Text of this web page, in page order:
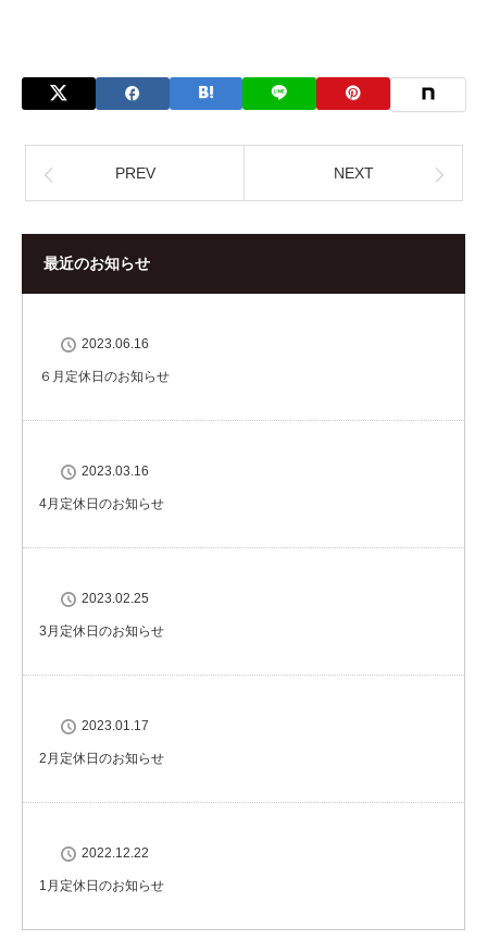
PREV NEXT
最近のお知らせ
2023.06.16
６月定休日のお知らせ
2023.03.16
4月定休日のお知らせ
2023.02.25
3月定休日のお知らせ
2023.01.17
2月定休日のお知らせ
2022.12.22
1月定休日のお知らせ